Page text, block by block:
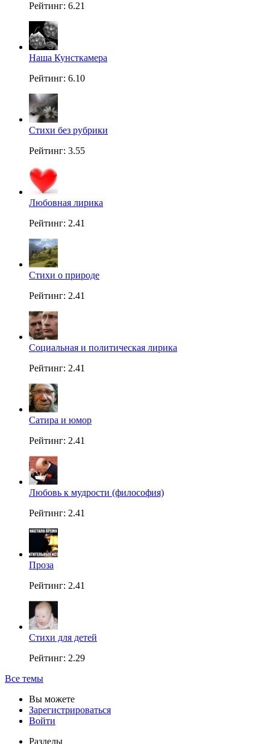
Рейтинг: 6.21
Наша Кунсткамера
Рейтинг: 6.10
Стихи без рубрики
Рейтинг: 3.55
Любовная лирика
Рейтинг: 2.41
Стихи о природе
Рейтинг: 2.41
Социальная и политическая лирика
Рейтинг: 2.41
Сатира и юмор
Рейтинг: 2.41
Любовь к мудрости (философия)
Рейтинг: 2.41
Проза
Рейтинг: 2.41
Стихи для детей
Рейтинг: 2.29
Все темы
Вы можете
Зарегистрироваться
Войти
Разделы